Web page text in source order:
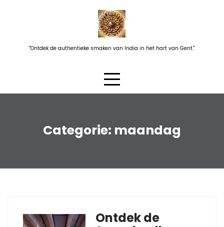
"Ontdek de authentieke smaken van India in het hart van Gent."
Categorie: maandag
Ontdek de